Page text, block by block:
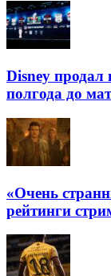
Disney продал
полгода до
«Очень
рейтинги